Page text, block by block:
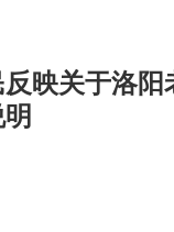
映关于洛阳